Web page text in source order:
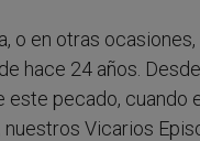
o en otras
hace 24 años.
pecado,
Vicarios